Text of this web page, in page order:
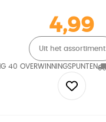
4,99
Uit het assortiment
40 OVERWINNINGSPUNTEN